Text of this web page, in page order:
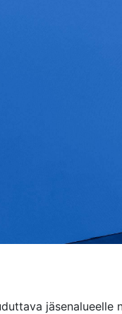
jäsenalueelle